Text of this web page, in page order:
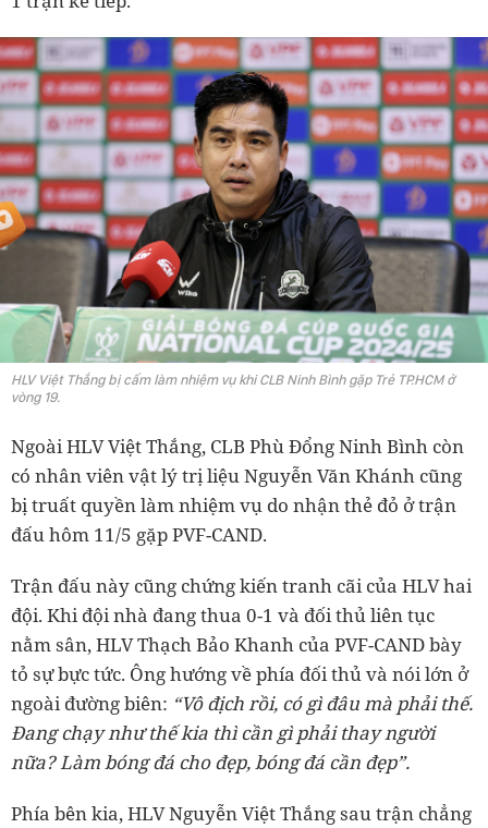
HLV Việt Thắng bị cấm làm nhiệm vụ khi CLB Ninh Bình gặp Trẻ TP.HCM ở
vòng 19.
Ngoài HLV Việt Thắng, CLB Phù Đổng Ninh Bình còn
có nhân viên vật lý trị liệu Nguyễn Văn Khánh cũng
bị truất quyền làm nhiệm vụ do nhận thẻ đỏ ở trận
đấu hôm 11/5 gặp PVF-CAND.
Trận đấu này cũng chứng kiến tranh cãi của HLV hai
đội. Khi đội nhà đang thua 0-1 và đối thủ liên tục
nằm sân, HLV Thạch Bảo Khanh của PVF-CAND bày
tỏ sự bực tức. Ông hướng về phía đối thủ và nói lớn ở
ngoài đường biên: “Vô địch rồi, có gì đâu mà phải thế.
Đang chạy như thế kia thì cần gì phải thay người
nữa? Làm bóng đá cho đẹp, bóng đá cần đẹp”.
Phía bên kia, HLV Nguyễn Việt Thắng sau trận chẳng